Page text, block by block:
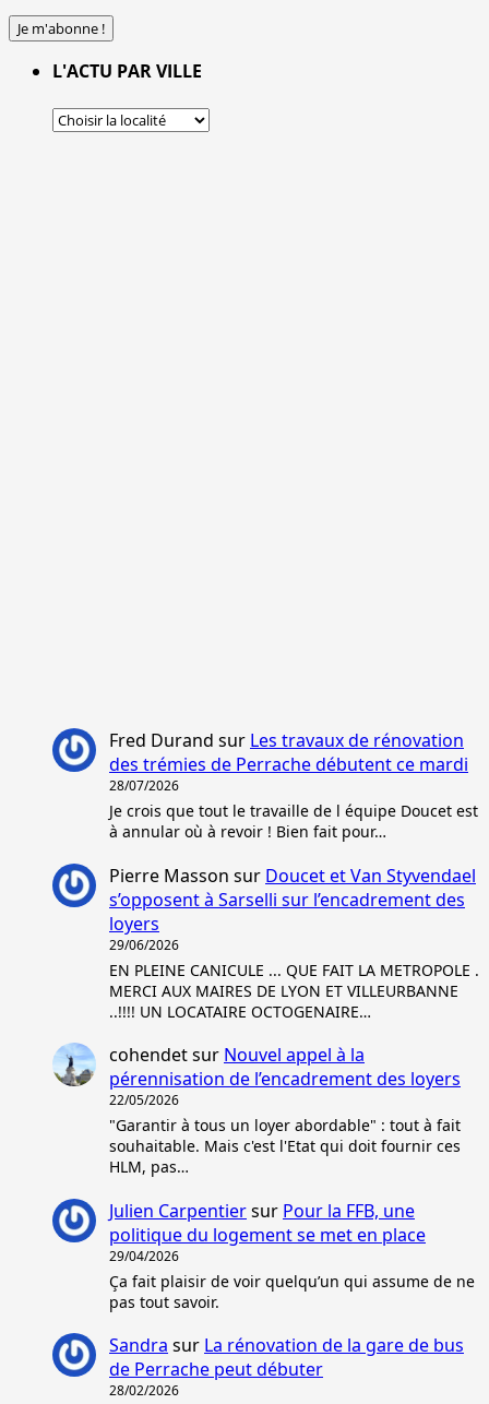
L'ACTU PAR VILLE
Fred Durand sur Les travaux de rénovation
des trémies de Perrache débutent ce mardi
28/07/2026
Je crois que tout le travaille de l équipe Doucet est
à annular où à revoir ! Bien fait pour…
Pierre Masson sur Doucet et Van Styvendael
s’opposent à Sarselli sur l’encadrement des
loyers
29/06/2026
EN PLEINE CANICULE ... QUE FAIT LA METROPOLE .
MERCI AUX MAIRES DE LYON ET VILLEURBANNE
..!!!! UN LOCATAIRE OCTOGENAIRE…
cohendetsur Nouvel appel à la
pérennisation de l’encadrement des loyers
22/05/2026
"Garantir à tous un loyer abordable" : tout à fait
souhaitable. Mais c'est l'Etat qui doit fournir ces
HLM, pas…
Julien Carpentiersur Pour la FFB, une
politique du logement se met en place
29/04/2026
Ça fait plaisir de voir quelqu’un qui assume de ne
pas tout savoir.
Sandra sur La rénovation de la gare de bus
de Perrache peut débuter
28/02/2026